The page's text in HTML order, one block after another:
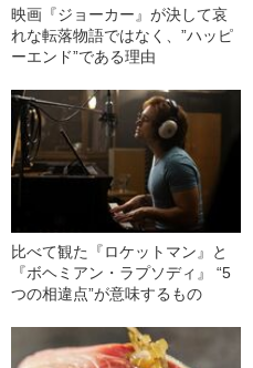
映画『ジョーカー』が決して哀
れな転落物語ではなく、”ハッピ
ーエンド”である理由
比べて観た『ロケットマン』と
『ボヘミアン・ラプソディ』 “5
つの相違点”が意味するもの